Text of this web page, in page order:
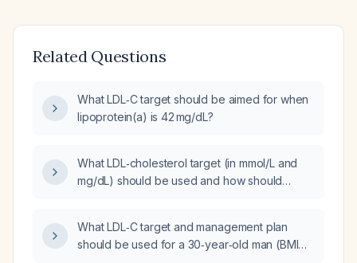
Related Questions
What LDL‑C target should be aimed for when
lipoprotein(a) is 42 mg/dL?
What LDL‑cholesterol target (in mmol/L and
mg/dL) should be used and how should
What LDL‑C target and management plan
should be used for a 30‑year‑old man (BMI